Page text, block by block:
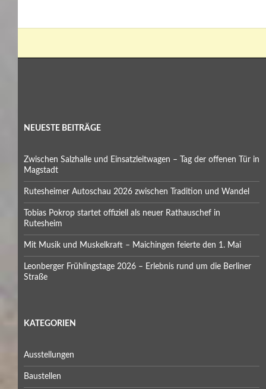
NEUESTE BEITRÄGE
Zwischen Salzhalle und Einsatzleitwagen – Tag der offenen Tür in
Magstadt
Rutesheimer Autoschau 2026 zwischen Tradition und Wandel
Tobias Pokrop startet offiziell als neuer Rathauschef in
Rutesheim
Mit Musik und Muskelkraft – Maichingen feierte den 1. Mai
Leonberger Frühlingstage 2026 – Erlebnis rund um die Berliner
Straße
KATEGORIEN
Ausstellungen
Baustellen